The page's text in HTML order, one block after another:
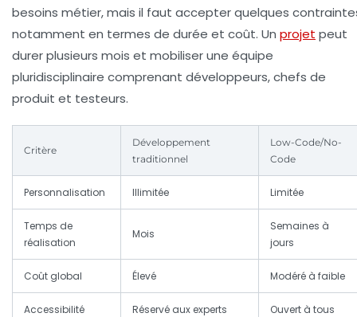
besoins métier, mais il faut accepter quelques
notamment en termes de durée et coût. Un projet peut
durer plusieurs mois et mobiliser une équipe
pluridisciplinaire comprenant développeurs, chefs de
produit et testeurs.
Critère
Développement
traditionnel
Low-Code/No-
Code
Personnalisation Illimitée Limitée
Temps de
réalisation
Mois
Semaines à
jours
Coût global Élevé Modéré à faible
Accessibilité Réservé aux experts Ouvert à tous